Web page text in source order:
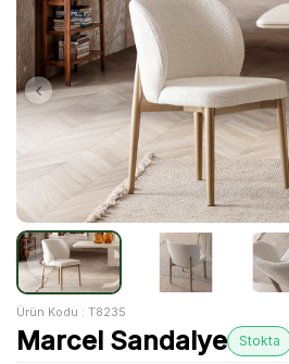
Ürün Kodu : T8235
Marcel Sandalye Stokta